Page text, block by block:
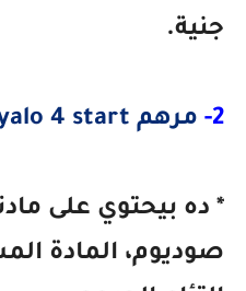
جنية.
2- مرهم Hyalo 4 start
* ده بيحتوي على
صوديوم، المادة